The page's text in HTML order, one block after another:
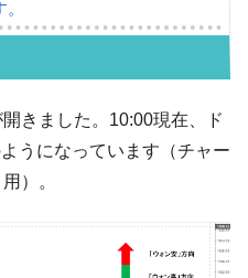
年層の雇用状況が悪い。せ
んな雇用対策だソレ。
」
朝鮮なのか。選管がサーバ
きました。10:00現在、ド
うになっています（チャー
）。